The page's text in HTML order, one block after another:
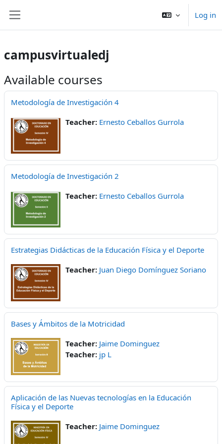
Log in
campusvirtualedj
Available courses
Metodología de Investigación 4
Teacher: Ernesto Ceballos Gurrola
Metodología de Investigación 2
Teacher: Ernesto Ceballos Gurrola
Estrategias Didácticas de la Educación Física y el Deporte
Teacher: Juan Diego Domínguez Soriano
Bases y Ámbitos de la Motricidad
Teacher: Jaime Dominguez
Teacher: jp L
Aplicación de las Nuevas tecnologías en la Educación
Física y el Deporte
Teacher: Jaime Dominguez